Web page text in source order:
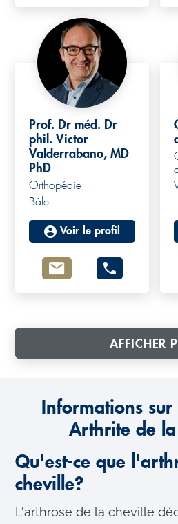
Prof. Dr méd. Dr
phil. Victor
Valderrabano, MD
PhD
Orthopédie
Bâle
Voir le profil
AFFICHER
Informations
Arthrite de
Qu'est-ce que
cheville?
L'arthrose de la cheville